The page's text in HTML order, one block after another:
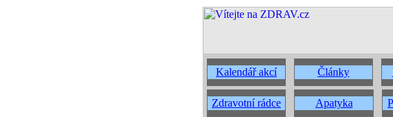
Kalendář akcí Články
Zdravotní rádce Apatyka